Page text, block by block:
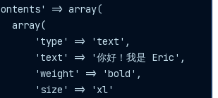
=> array(
array(
'type' => 'text',
'text' => '你好！我是 Eric',
'weight' => 'bold',
'size' => 'xl'